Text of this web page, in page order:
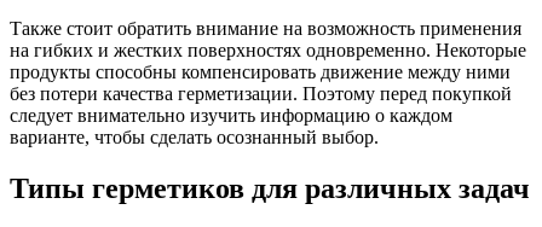
Также стоит обратить внимание на возможность применения
на гибких и жестких поверхностях одновременно. Некоторые
продукты способны компенсировать движение между ними
без потери качества герметизации. Поэтому перед покупкой
следует внимательно изучить информацию о каждом
варианте, чтобы сделать осознанный выбор.
Типы герметиков для различных задач